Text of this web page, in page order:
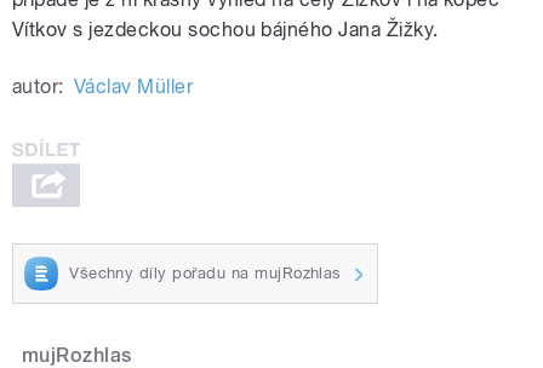
Vítkov s jezdeckou sochou bájného Jana Žižky.
autor: Václav Müller
Všechny díly pořadu na mujRozhlas
mujRozhlas